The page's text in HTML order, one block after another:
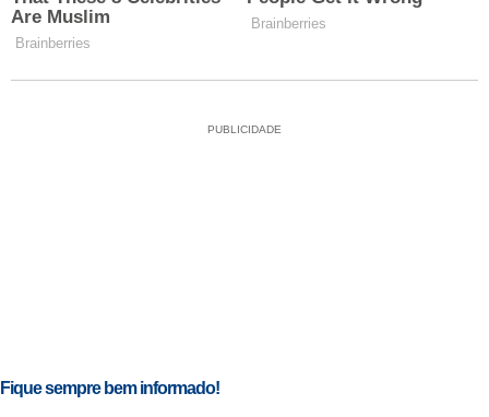
PUBLICIDADE
Fique sempre bem informado!